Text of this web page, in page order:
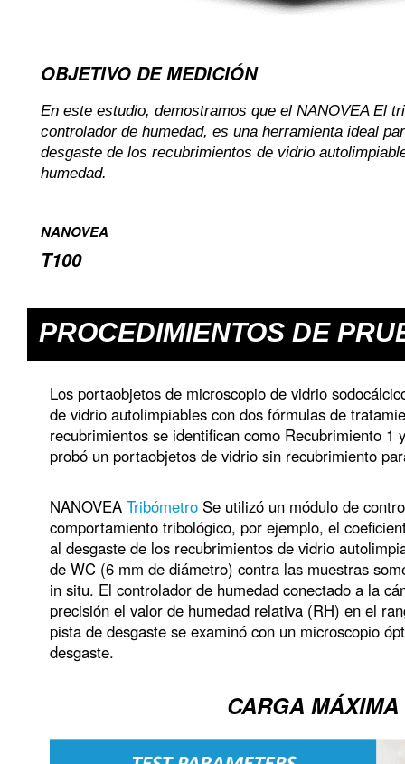
OBJETIVO DE MEDICIÓN
En este estudio, demostramos que el NANOVEA El
controlador de humedad, es una herramienta ideal
desgaste de los recubrimientos de vidrio
humedad.
NANOVEA
T100
PROCEDIMIENTOS DE
Los portaobjetos de microscopio de vidrio
de vidrio autolimpiables con dos fórmulas de
recubrimientos se identifican como Recubrimiento 1
probó un portaobjetos de vidrio sin recubrimiento
NANOVEA Tribómetro Se utilizó un módulo de
comportamiento tribológico, por ejemplo, el
al desgaste de los recubrimientos de vidrio
de WC (6 mm de diámetro) contra las muestras
in situ. El controlador de humedad conectado a la
precisión el valor de humedad relativa (RH) en el
pista de desgaste se examinó con un microscopio
desgaste.
CARGA MÁXIMA